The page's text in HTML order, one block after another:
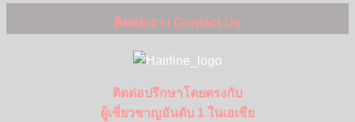
ติดต่อเรา / Contact Us
ติดต่อปรึกษาโดยตรงกับ
ผู้เชี่ยวชาญอันดับ 1 ในเอเชีย